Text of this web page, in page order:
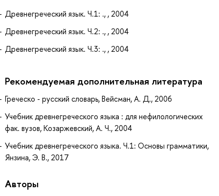
Древнегреческий язык. Ч.1: ., , 2004
Древнегреческий язык. Ч.2: ., , 2004
Древнегреческий язык. Ч.3: ., , 2004
Рекомендуемая дополнительная литература
Греческо - русский словарь, Вейсман, А. Д., 2006
Учебник древнегреческого языка : для нефилологических
фак. вузов, Козаржевский, А. Ч., 2004
Учебник древнегреческого языка. Ч.1: Основы грамматики,
Янзина, Э. В., 2017
Авторы